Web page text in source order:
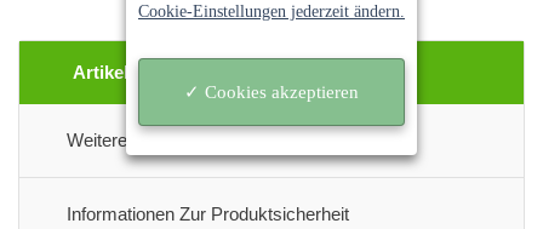
Artikel Beschreibung
Weitere Informationen
Informationen Zur Produktsicherheit
Cookie-Einstellungen jederzeit ändern.
✓ Cookies akzeptieren